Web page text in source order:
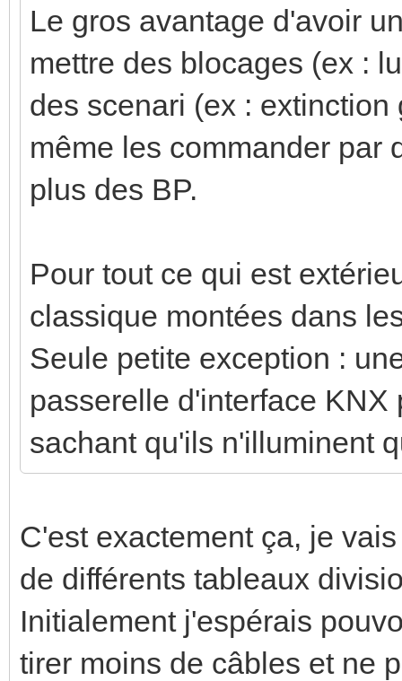
Le gros avantage d'avoir
mettre des blocages (ex :
des scenari (ex :
même les commander par
plus des BP.
Pour tout ce qui est
classique montées dans
Seule petite exception :
passerelle d'interface
sachant qu'ils n'illuminent
C'est exactement ça, je
de différents tableaux
Initialement j'espérais
tirer moins de câbles et ne